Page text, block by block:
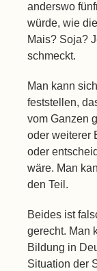
anderswo
würde, wie
Mais? Soja?
schmeckt.
Man kann
feststellen,
vom Ganzen
oder weiterer
oder
wäre. Man
den Teil.
Beides ist
gerecht. Man
Bildung in
Situation der